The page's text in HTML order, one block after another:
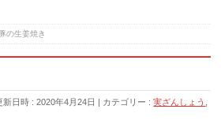
豚の生姜焼き
新日時 : 2020年4月24日 カテゴリー :実ざんしょう